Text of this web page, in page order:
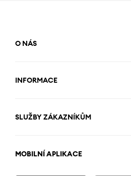
O NÁS
INFORMACE
SLUŽBY ZÁKAZNÍKŮM
MOBILNÍ APLIKACE